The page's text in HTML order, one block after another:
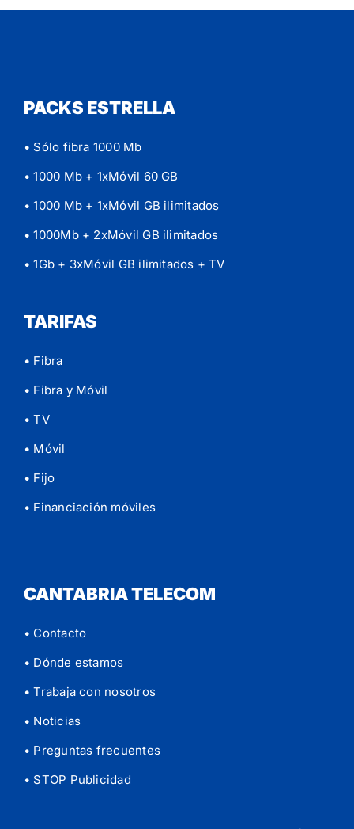
PACKS ESTRELLA
• Sólo fibra 1000 Mb
• 1000 Mb + 1xMóvil 60 GB
• 1000 Mb + 1xMóvil GB ilimitados
• 1000Mb + 2xMóvil GB ilimitados
• 1Gb + 3xMóvil GB ilimitados + TV
TARIFAS
• Fibra
• Fibra y Móvil
• TV
• Móvil
• Fijo
• Financiación móviles
CANTABRIA TELECOM
• Contacto
• Dónde estamos
• Trabaja con nosotros
• Noticias
• Preguntas frecuentes
• STOP Publicidad